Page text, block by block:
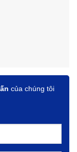
của chúng tôi